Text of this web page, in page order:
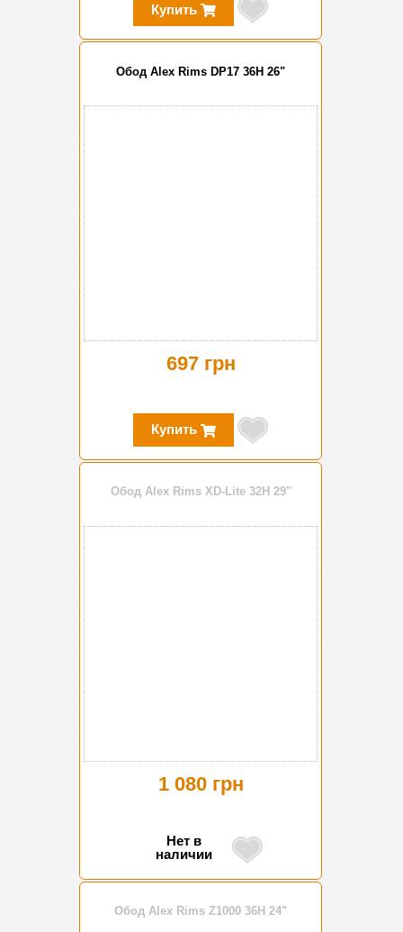
Купить
Обод Alex Rims DP17 36H 26"
697 грн
Купить
Обод Alex Rims XD-Lite 32H 29"
1 080 грн
Нет в
наличии
Обод Alex Rims Z1000 36H 24"